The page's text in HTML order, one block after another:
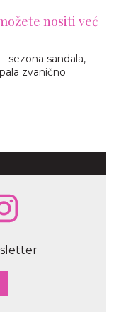
nositi već
sezona sandala,
zvanično